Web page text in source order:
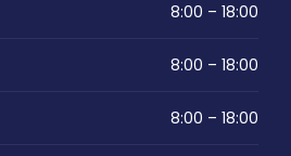
8:00 – 18:00
8:00 – 18:00
8:00 – 18:00